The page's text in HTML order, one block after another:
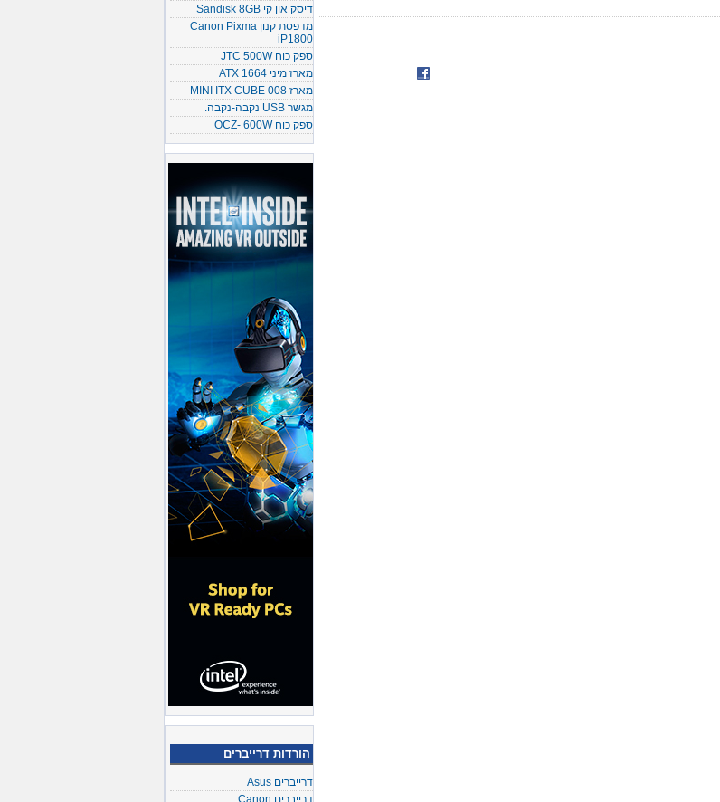
דיסק און קי Sandisk 8GB
מדפסת קנון Canon Pixma
iP1800
ספק כוח JTC 500W
מארז מיני ATX 1664
מארז MINI ITX CUBE 008
מגשר USB נקבה-נקבה.
ספק כוח OCZ- 600W
הורדות דרייברים
דרייברים Asus
דרייברים Canon